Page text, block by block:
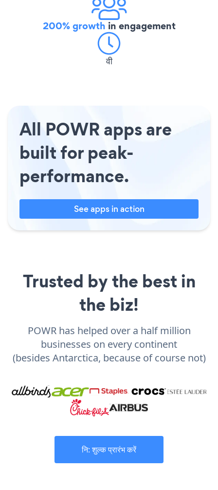
200% growth in engagement
वी
All POWR apps are
built for peak-
performance.
See apps in action
Trusted by the best in
the biz!
POWR has helped over a half million
businesses on every continent
(besides Antarctica, because of course not)
नि: शुल्क प्रारंभ करें